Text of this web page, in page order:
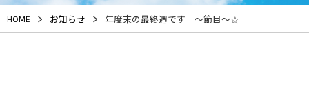
HOME > お知らせ > 年度末の最終週です ～節目～☆